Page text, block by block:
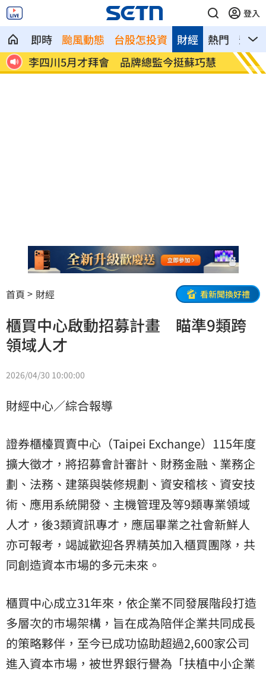
登入
即時 颱風動態 台股怎投資 熱門 影音
財經
她
李四川5月才拜會 品牌總監今挺蘇巧慧
是否
了
首頁 財經 看新聞換好禮
櫃買中心啟動招募計畫 瞄準9類跨
領域人才
2026/04/30 10:00:00
財經中心／綜合報導
證券櫃檯買賣中心（Taipei Exchange）115年度
擴大徵才，將招募會計審計、財務金融、業務企
劃、法務、建築與裝修規劃、資安稽核、資安技
術、應用系統開發、主機管理及等9類專業領域
人才，後3類資訊專才，應屆畢業之社會新鮮人
亦可報考，竭誠歡迎各界精英加入櫃買團隊，共
同創造資本市場的多元未來。
櫃買中心成立31年來，依企業不同發展階段打造
多層次的市場架構，旨在成為陪伴企業共同成長
的策略夥伴，至今已成功協助超過2,600家公司
進入資本市場，被世界銀行譽為「扶植中小企業